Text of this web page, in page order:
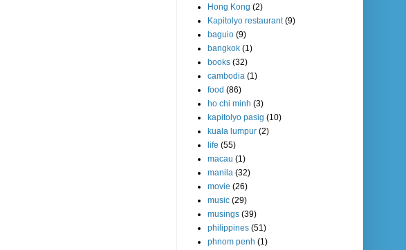
Hong Kong (2)
Kapitolyo restaurant (9)
baguio (9)
bangkok (1)
books (32)
cambodia (1)
food (86)
ho chi minh (3)
kapitolyo pasig (10)
kuala lumpur (2)
life (55)
macau (1)
manila (32)
movie (26)
music (29)
musings (39)
philippines (51)
phnom penh (1)